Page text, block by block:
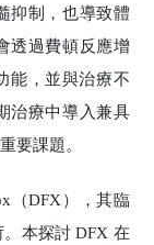
抑制，也導致體
透過費頓反應增
能，並與治療不
治療中導入兼具
要課題。
（DFX），其臨
本探討 DFX 在